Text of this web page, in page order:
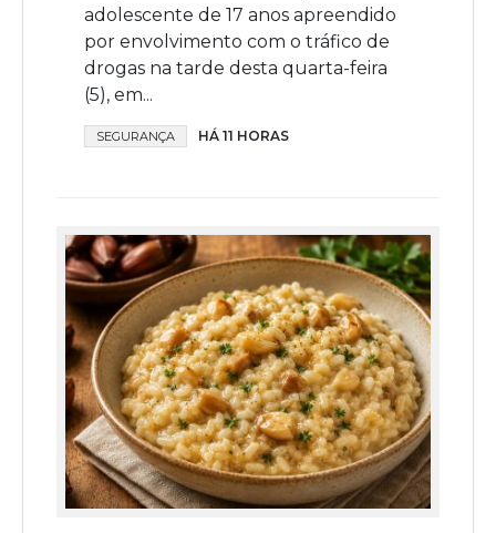
adolescente de 17 anos apreendido
por envolvimento com o tráfico de
drogas na tarde desta quarta-feira
(5), em...
SEGURANÇA HÁ 11 HORAS